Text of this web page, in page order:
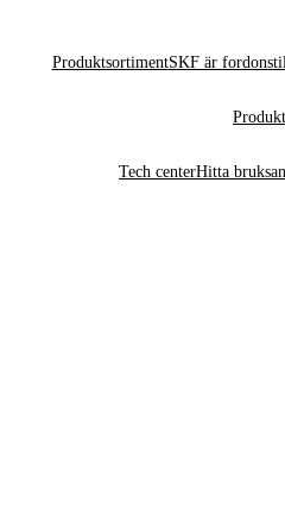
ProduktsortimentSKF är
Tech centerHitta